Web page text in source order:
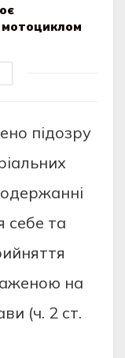
мотоциклом
пiдoзру
себе та
на
(ч. 2 ст.